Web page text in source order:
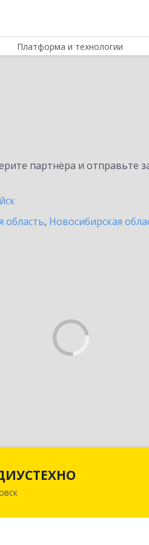
Платформа и технологии
партнёра и отправьте
область, Новосибирская
Алтайский край, Рубцовск